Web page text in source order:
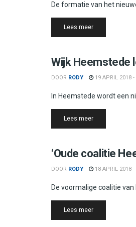
De formatie van het
Lees meerDetails
Wijk Heemstede
DOOR RODY 19 APRIL 2018 -
In Heemstede wordt een
Lees meerDetails
‘Oude coalitie
DOOR RODY 18 APRIL 2018 -
De voormalige coalitie
Lees meerDetails